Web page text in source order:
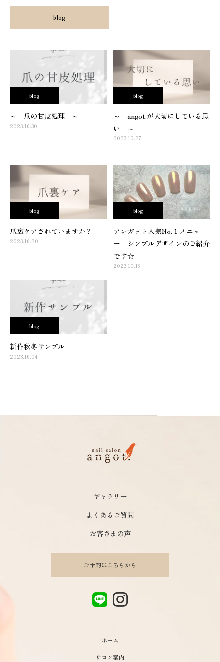
blog
blog
～ 爪の甘皮処理 ～
2023.10.30
blog
～ angot.が大切にしている思
い ～
2023.10.27
blog
爪裏ケアされていますか？
2023.10.20
blog
アンガット人気No.１メニュ
ー シンプルデザインのご紹介
です☆
2023.10.13
blog
新作秋冬サンプル
2023.10.04
ギャラリー
よくあるご質問
お客さまの声
ご予約はこちらから
ホーム
サロン案内